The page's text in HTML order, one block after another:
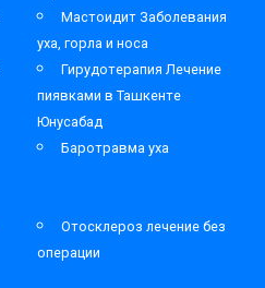
Мастоидит Заболевания
уха, горла и носа
Гирудотерапия Лечение
пиявками в Ташкенте
Юнусабад
Баротравма уха
Отосклероз лечение без
операции